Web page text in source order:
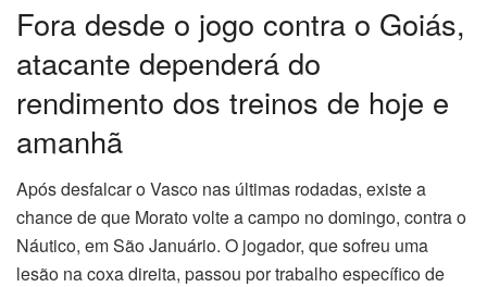
Fora desde o jogo contra o Goiás,
atacante dependerá do
rendimento dos treinos de hoje e
amanhã
Após desfalcar o Vasco nas últimas rodadas, existe a
chance de que Morato volte a campo no domingo, contra o
Náutico, em São Januário. O jogador, que sofreu uma
lesão na coxa direita, passou por trabalho específico de